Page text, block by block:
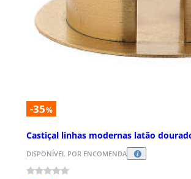
-35%
Castiçal linhas modernas latão
DISPONÍVEL POR ENCOMENDA